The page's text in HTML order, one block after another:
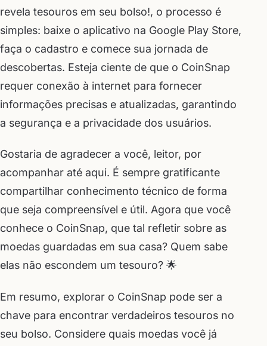
revela tesouros em seu bolso!, o processo é
simples: baixe o aplicativo na Google Play Store,
faça o cadastro e comece sua jornada de
descobertas. Esteja ciente de que o CoinSnap
requer conexão à internet para fornecer
informações precisas e atualizadas, garantindo
a segurança e a privacidade dos usuários.
Gostaria de agradecer a você, leitor, por
acompanhar até aqui. É sempre gratificante
compartilhar conhecimento técnico de forma
que seja compreensível e útil. Agora que você
conhece o CoinSnap, que tal refletir sobre as
moedas guardadas em sua casa? Quem sabe
elas não escondem um tesouro? 🌟
Em resumo, explorar o CoinSnap pode ser a
chave para encontrar verdadeiros tesouros no
seu bolso. Considere quais moedas você já